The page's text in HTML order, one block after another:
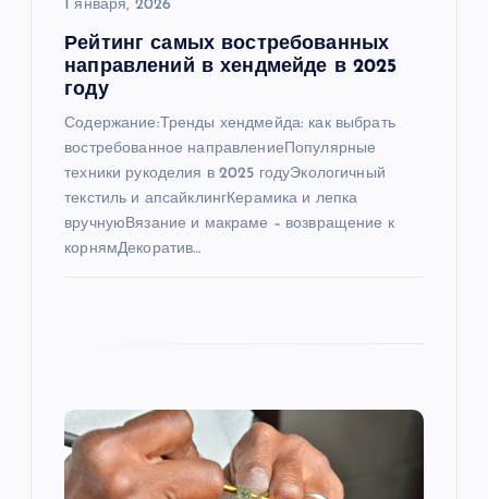
1 января, 2026
Рейтинг самых востребованных
направлений в хендмейде в 2025
году
Содержание:Тренды хендмейда: как выбрать
востребованное направлениеПопулярные
техники рукоделия в 2025 годуЭкологичный
текстиль и апсайклингКерамика и лепка
вручнуюВязание и макраме – возвращение к
корнямДекоратив…